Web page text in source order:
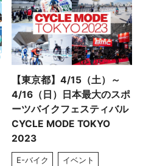
【東京都】4/15（土）～
4/16（日）日本最大のスポ
ーツバイクフェスティバル
CYCLE MODE TOKYO
2023
E-バイク イベント